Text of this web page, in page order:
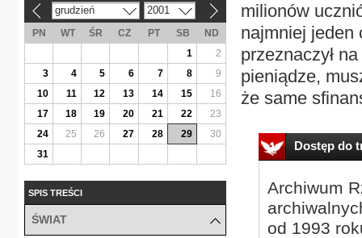
milionów
najmniej jeden
przeznaczył
pieniądze,
że same
Dostęp do
Archiwum
od 1993
grudzień 2001
PN WT ŚR CZ PT SB
ND
1
2
3
4 5 6 7 8
9
10
11 12 13 14 15
16
17
18 19 20 21 22
23
24
25 26 27 28 29
30
31
SPIS TREŚCI
ŚWIAT